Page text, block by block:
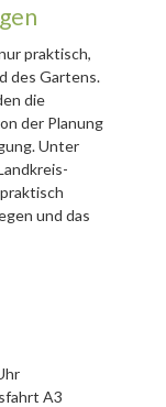
praktisch,
des Gartens.
die
der Planung
Unter
und das
A3